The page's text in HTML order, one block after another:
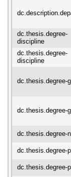
dc.thesis.degree-
discipline
dc.thesis.degree-
discipline
dc.thesis.degree-
dc.thesis.degree-
dc.thesis.degree-
dc.thesis.degree-
dc.thesis.degree-